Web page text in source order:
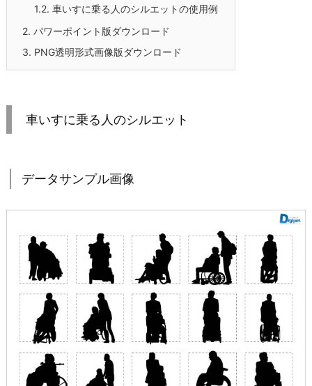
1.2. 車いすに乗る人のシルエットの使用例
2. パワーポイント版ダウンロード
3. PNG透明形式画像版ダウンロード
車いすに乗る人のシルエット
データサンプル画像